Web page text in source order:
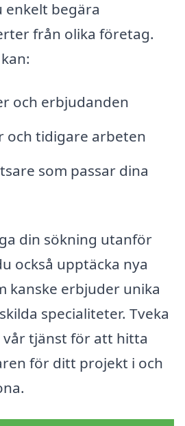
begära
från olika företag.
och erbjudanden
och tidigare arbeten
som passar dina
din sökning utanför
också upptäcka nya
kanske erbjuder unika
specialiteter. Tveka
tjänst för att hitta
för ditt projekt i och